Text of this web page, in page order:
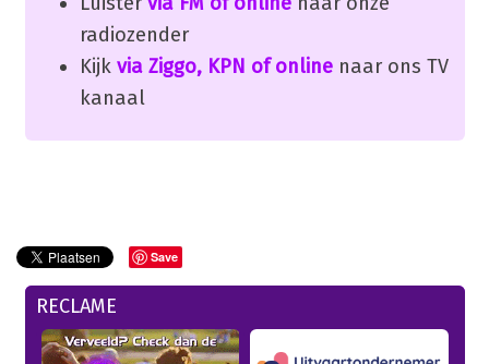
radiozender
Kijk via Ziggo, KPN of onlinenaar ons TV
kanaal
Save
RECLAME